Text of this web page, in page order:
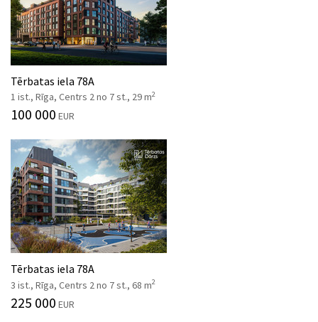
Tērbatas iela 78A
1 ist., Rīga, Centrs 2 no 7 st., 29 m2
100 000 EUR
Tērbatas iela 78A
3 ist., Rīga, Centrs 2 no 7 st., 68 m2
225 000 EUR